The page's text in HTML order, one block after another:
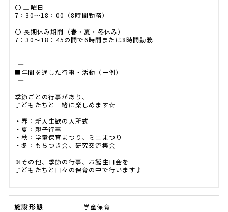
〇 土曜日
7：30～18：00（8時間勤務）
〇 長期休み期間（春・夏・冬休み）
7：30～18：45の間で6時間または8時間勤務
――――――――――――――――
■年間を通した行事・活動（一例）
――――――――――――――――
季節ごとの行事があり、
子どもたちと一緒に楽しめます☆
・春：新入生歓の入所式
・夏：親子行事
・秋：学童保育まつり、ミニまつり
・冬：もちつき会、研究交流集会
※その他、季節の行事、お誕生日会を
子どもたちと日々の保育の中で行います♪
施設形態 学童保育